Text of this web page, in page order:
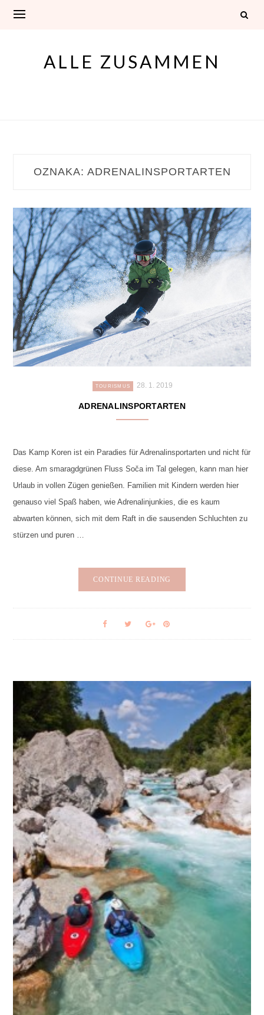
ALLE ZUSAMMEN
OZNAKA: ADRENALINSPORTARTEN
TOURISMUS 28. 1. 2019
ADRENALINSPORTARTEN
Das Kamp Koren ist ein Paradies für Adrenalinsportarten und nicht für
diese. Am smaragdgrünen Fluss Soča im Tal gelegen, kann man hier
Urlaub in vollen Zügen genießen. Familien mit Kindern werden hier
genauso viel Spaß haben, wie Adrenalinjunkies, die es kaum
abwarten können, sich mit dem Raft in die sausenden Schluchten zu
stürzen und puren …
CONTINUE READING